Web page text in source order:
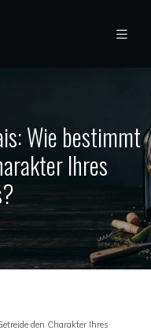
Wie bestimmt
Ihres
den Charakter Ihres